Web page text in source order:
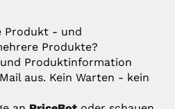
Produkt - und
Produkte?
Produktinformation
aus. Kein Warten - kein